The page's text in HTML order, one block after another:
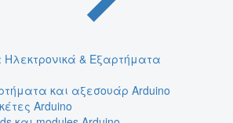
Ηλεκτρονικά & Εξαρτήματα
και αξεσουάρ Arduino
Arduino